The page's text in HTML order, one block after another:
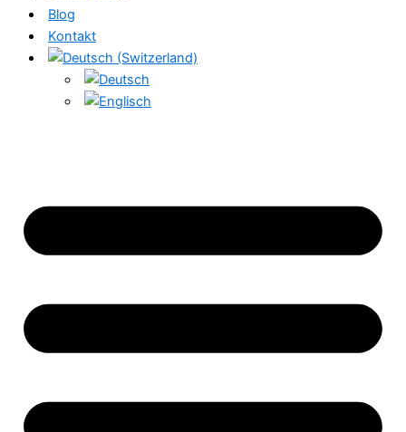
Blog
Kontakt